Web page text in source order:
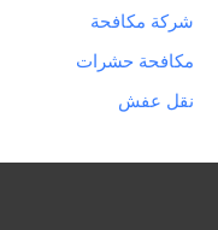
شركة مكافحة
مكافحة حشرات
نقل عفش